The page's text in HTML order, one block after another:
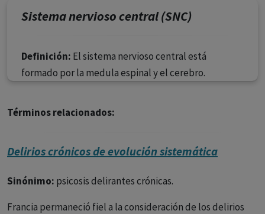
Sistema nervioso central (SNC)
Definición: El sistema nervioso central está
formado por la medula espinal y el cerebro.
Términos relacionados:
Delirios crónicos de evolución sistemática
Sinónimo: psicosis delirantes crónicas.
Francia permaneció fiel a la consideración de los delirios